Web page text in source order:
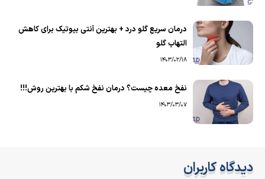
درمان سریع گلو درد + بهترین آنتی بیوتیک برای کاهش
التهاب گلو
1403/02/18
نفخ معده چیست؟ درمان نفخ شکم با بهترین روش!!!
1403/03/07
دیدگاه کاربران